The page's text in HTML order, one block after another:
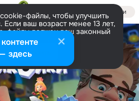
Войти
файлы, чтобы улучшить
Если ваш возраст менее 13 лет,
файлы должен ваш законный
Больше информации
Настроить
здесь